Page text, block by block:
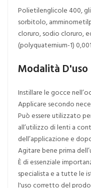
Polietilenglicole 400,
sorbitolo,
cloruro, sodio cloruro,
(polyquaternium-1)
Modalità D'uso
Instillare le gocce
Applicare secondo
Può essere utilizzato
all’utilizzo di lenti a
dell’applicazione e
Agitare bene prima
È di essenziale
specialista e a tutte le
l'uso corretto del